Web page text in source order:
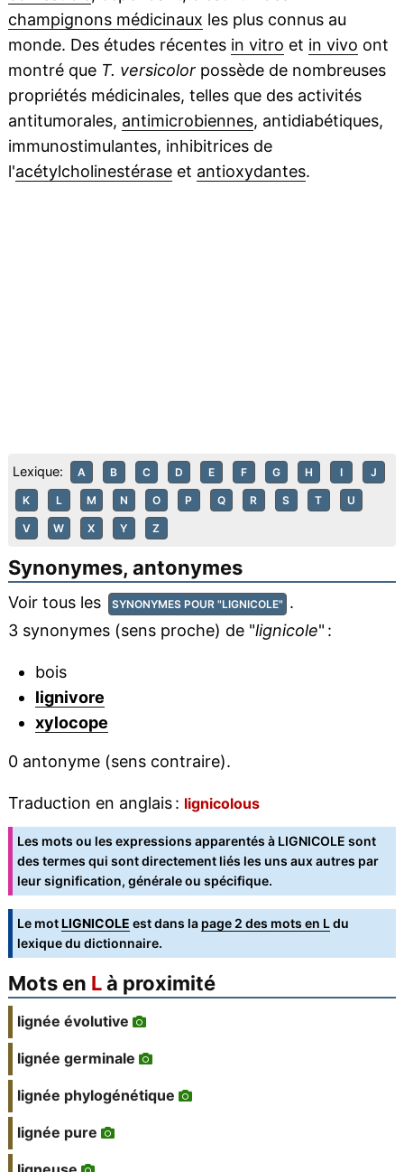
champignons médicinaux les plus connus au
monde. Des études récentes in vitro et in vivo ont
montré que T. versicolorpossède de nombreuses
propriétés médicinales, telles que des activités
antitumorales, antimicrobiennes, antidiabétiques,
immunostimulantes, inhibitrices de
l'acétylcholinestéraseet antioxydantes.
Lexique: A B C D E F G H I J
K L M N O P Q R S T U
V W X Y Z
Synonymes, antonymes
Voir tous les SYNONYMES POUR "LIGNICOLE" .
3 synonymes (sens proche) de "lignicole" :
bois
lignivore
xylocope
0 antonyme (sens contraire).
Traduction en anglais : lignicolous
Les mots ou les expressions apparentés à LIGNICOLE sont
des termes qui sont directement liés les uns aux autres par
leur signification, générale ou spécifique.
Le motLIGNICOLE est dans la page 2 des mots en Ldu
lexique du dictionnaire.
Mots en Là proximité
lignée évolutive
lignée germinale
lignée phylogénétique
lignée pure